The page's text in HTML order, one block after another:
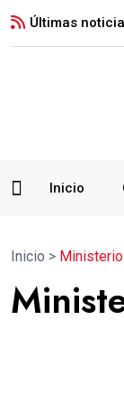
Últimas
Inicio
Inicio >